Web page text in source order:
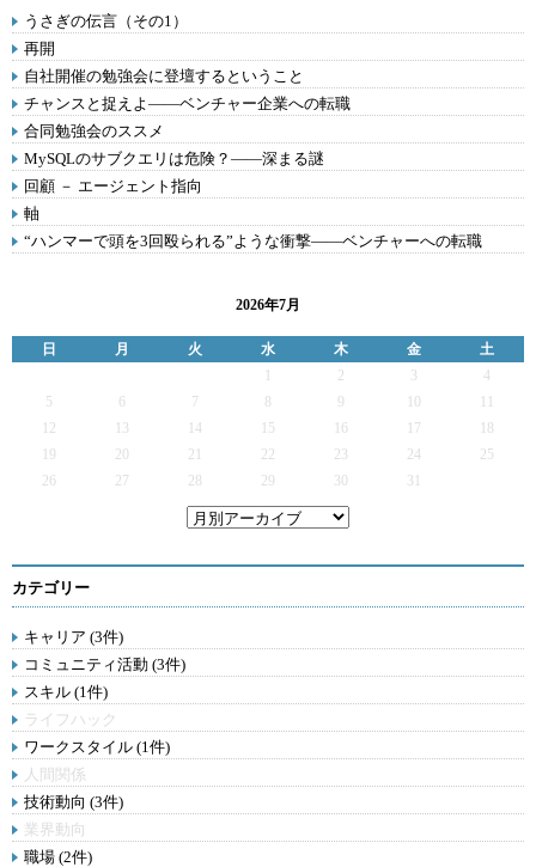
うさぎの伝言（その1）
再開
自社開催の勉強会に登壇するということ
チャンスと捉えよ――ベンチャー企業への転職
合同勉強会のススメ
MySQLのサブクエリは危険？――深まる謎
回顧 － エージェント指向
軸
“ハンマーで頭を3回殴られる”ような衝撃――ベンチャーへの転職
2026年7月
日 月 火 水 木 金
土
2 3
4
5
6 7 9
12
13 14 15 16 17
19
20 21 22 23 24
25
26
27 28 29 30 31
カテゴリー
キャリア (3件)
コミュニティ活動 (3件)
スキル (1件)
ライフハック
ワークスタイル (1件)
人間関係
技術動向 (3件)
業界動向
職場 (2件)